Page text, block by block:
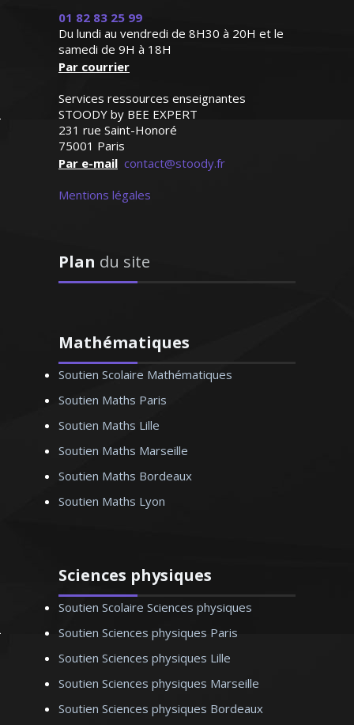
Monsieur T. Jean-Yves – Professeur
universitaire de droit - Paris
l’éducation nationale, je mets mon
service des élèves en difficultés
01 82 83 25 99
Du lundi au vendredi de 8H30 à 20H et le
samedi de 9H à 18H
Par courrier
Services ressources enseignantes
STOODY by BEE EXPERT
231 rue Saint-Honoré
75001 Paris
Par e-mail contact@stoody.fr
Mentions légales
Plan du site
Mathématiques
Soutien Scolaire Mathématiques
Soutien Maths Paris
Soutien Maths Lille
Soutien Maths Marseille
Soutien Maths Bordeaux
Soutien Maths Lyon
Sciences physiques
Soutien Scolaire Sciences physiques
Soutien Sciences physiques Paris
Soutien Sciences physiques Lille
Soutien Sciences physiques Marseille
Soutien Sciences physiques Bordeaux